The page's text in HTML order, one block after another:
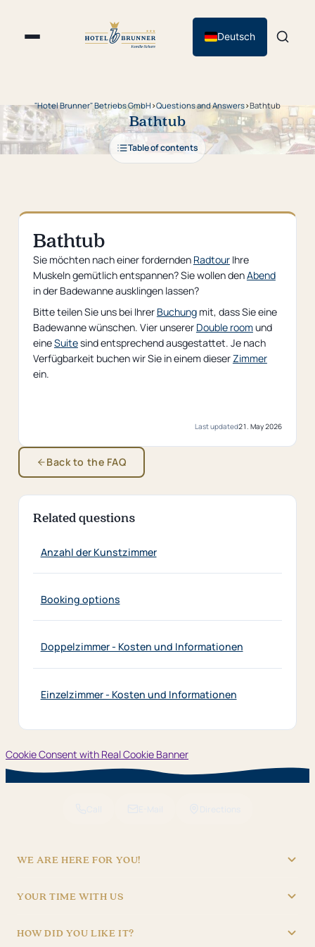
Deutsch
"Hotel Brunner" Betriebs GmbH ›Questions and Answers›Bathtub
Bathtub
Table of contents
Bathtub
Sie möchten nach einer fordernden RadtourIhre
Muskeln gemütlich entspannen? Sie wollen denAbend
in der Badewanne ausklingen lassen?
Bitte teilen Sie uns bei Ihrer Buchungmit, dass Sie eine
Badewanne wünschen. Vier unserer Double roomund
eineSuitesind entsprechend ausgestattet. Je nach
Verfügbarkeit buchen wir Sie in einem dieserZimmer
ein.
Last updated21. May 2026
Back to the FAQ
Related questions
Anzahl der Kunstzimmer
Booking options
Doppelzimmer - Kosten und Informationen
Einzelzimmer - Kosten und Informationen
Cookie Consent with Real Cookie Banner
WE ARE HERE FOR YOU!
Batteriegasse 3, 92224 Amberg
YOUR TIME WITH US
Mon – Fri 06:30 – 22:30
HOW DID YOU LIKE IT?